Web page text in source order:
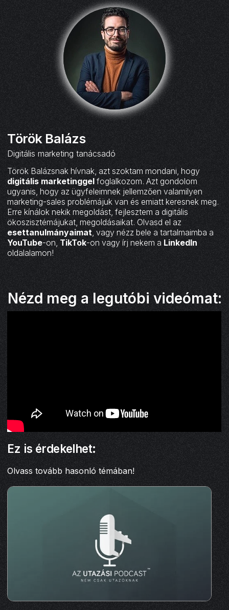
Török Balázs
Digitális marketing tanácsadó
Török Balázsnak hívnak, azt szoktam mondani, hogy
digitális marketinggel foglalkozom. Azt gondolom
ugyanis, hogy az ügyfeleimnek jellemzően valamilyen
marketing-sales problémájuk van és emiatt keresnek meg.
Erre kínálok nekik megoldást, fejlesztem a digitális
ökoszisztémájukat, megoldásaikat. Olvasd el az
esettanulmányaimat, vagy nézz bele a tartalmaimba a
YouTube-on, TikTok-on vagy írj nekem a LinkedIn
oldalalamon!
Nézd meg a legutóbi videómat:
Ez is érdekelhet:
Olvass tovább hasonló témában!